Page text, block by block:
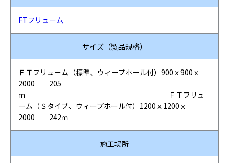
FTフリューム
サイズ（製品規格）
ＦＴフリューム（標準、ウィープホール付）900ｘ900ｘ
2000 205
ｍ ＦＴフリュ
ーム（Ｓタイプ、ウィープホール付）1200ｘ1200ｘ
2000 242ｍ
施工場所